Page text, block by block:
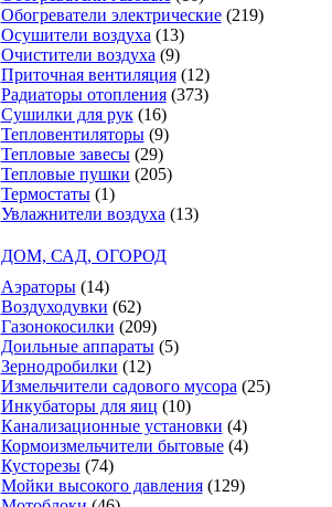
Обогреватели электрические (219)
Осушители воздуха (13)
Очистители воздуха (9)
Приточная вентиляция (12)
Радиаторы отопления (373)
Сушилки для рук (16)
Тепловентиляторы (9)
Тепловые завесы (29)
Тепловые пушки (205)
Термостаты (1)
Увлажнители воздуха (13)
ДОМ, САД, ОГОРОД
Аэраторы (14)
Воздуходувки (62)
Газонокосилки (209)
Доильные аппараты (5)
Зернодробилки (12)
Измельчители садового мусора (25)
Инкубаторы для яиц (10)
Канализационные установки (4)
Кормоизмельчители бытовые (4)
Кусторезы (74)
Мойки высокого давления (129)